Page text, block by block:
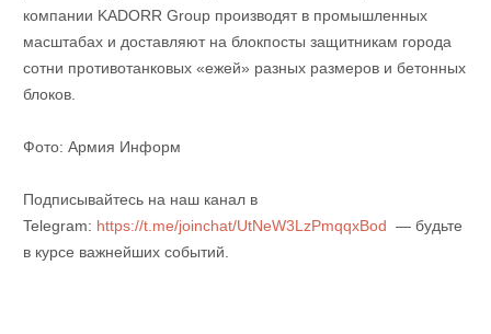
компании KADORR Grouр производят в промышленных
масштабах и доставляют на блокпосты защитникам города
сотни противотанковых «ежей» разных размеров и бетонных
блоков.
Фото: Армия Информ
Подписывайтесь на наш канал в
Telegram: https://t.me/joinchat/UtNeW3LzPmqqxBod — будьте
в курсе важнейших событий.